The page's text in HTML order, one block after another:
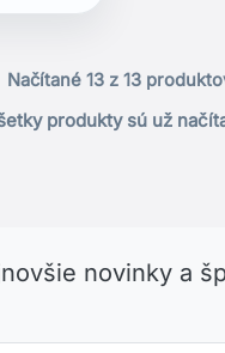
Načítané 13 z 13
produkty sú už
novinky a